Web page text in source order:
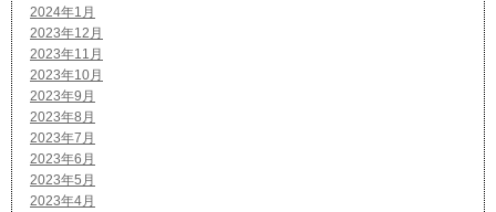
2024年1月
2023年12月
2023年11月
2023年10月
2023年9月
2023年8月
2023年7月
2023年6月
2023年5月
2023年4月